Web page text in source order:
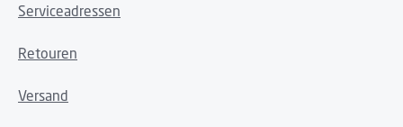
Serviceadressen
Retouren
Versand